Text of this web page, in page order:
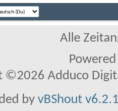
Alle
©2026 Adduco
by vBShout